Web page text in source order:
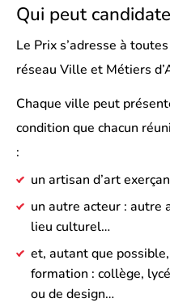
Qui peut
Le Prix s’adresse à
réseau Ville et Métiers
Chaque ville peut
condition que chacun
:
un artisan d’art
un autre acteur : autre
lieu culturel…
et, autant que
formation : collège,
ou de design…